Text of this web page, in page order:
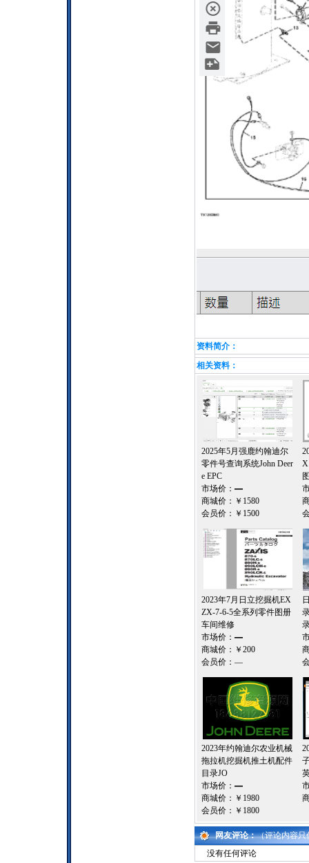
资料简介：
相关资料：
2025年5月强鹿约翰迪尔
零件号查询系统John Deer
e EPC
市场价： —
商城价： ￥1580
会员价： ￥1500
X
2023年7月日立挖掘机EX
ZX-7-6-5全系列零件图册
车间维修
市场价： —
商城价： ￥200
会员价： —
2023年约翰迪尔农业机械
拖拉机挖掘机推土机配件
目录JO
市场价： —
商城价： ￥1980
会员价： ￥1800
网友评论：（评论内容只
没有任何评论